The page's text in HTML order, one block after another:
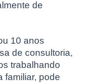
de
10 anos
de consultoria,
trabalhando
familiar, pode